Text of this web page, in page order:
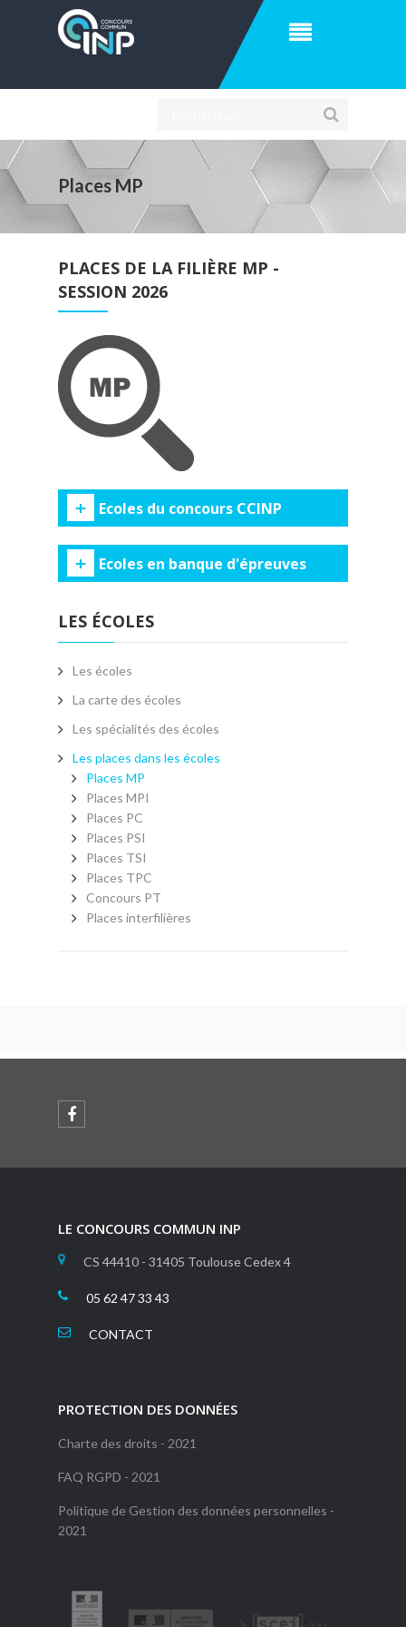
Places MP
PLACES DE LA FILIÈRE MP -
SESSION 2026
Ecoles du concours CCINP
Ecoles en banque d'épreuves
LES ÉCOLES
Les écoles
La carte des écoles
Les spécialités des écoles
Les places dans les écoles
Places MP
Places MPI
Places PC
Places PSI
Places TSI
Places TPC
Concours PT
Places interfilières
LE CONCOURS COMMUN INP
CS 44410 - 31405 Toulouse Cedex 4
05 62 47 33 43
CONTACT
PROTECTION DES DONNÉES
Charte des droits - 2021
FAQ RGPD - 2021
Politique de Gestion des données personnelles -
2021